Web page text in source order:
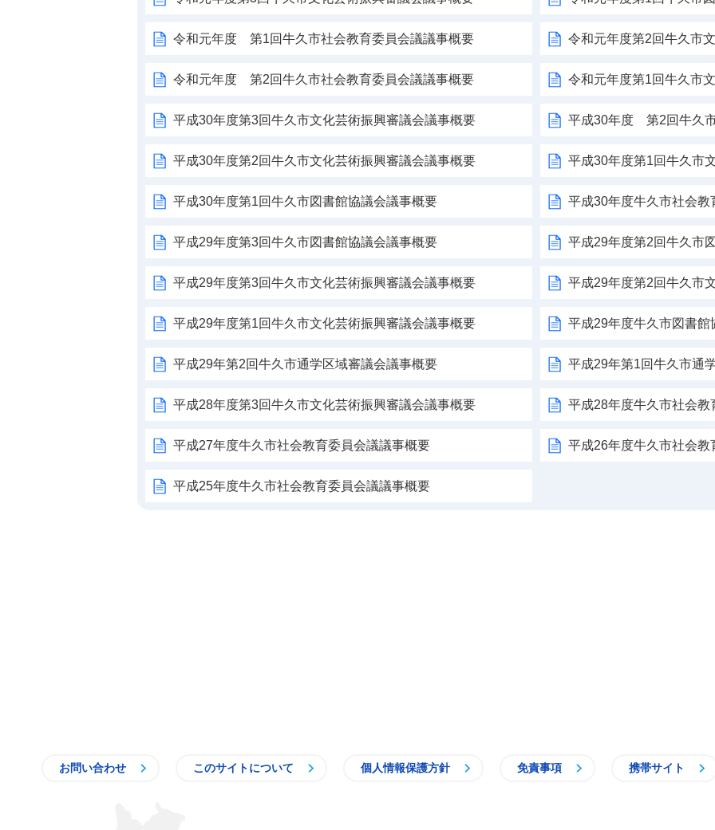
令和元年度 第1回牛久市社会教育委員会議議事概要 令和元年度第2回牛久市
令和元年度 第2回牛久市社会教育委員会議議事概要 令和元年度第1回牛久市
平成30年度第3回牛久市文化芸術振興審議会議事概要 平成30年度 第2回牛久
平成30年度第2回牛久市文化芸術振興審議会議事概要 平成30年度第1回牛久市
平成30年度第1回牛久市図書館協議会議事概要 平成30年度牛久市社会教
平成29年度第3回牛久市図書館協議会議事概要 平成29年度第2回牛久市
平成29年度第3回牛久市文化芸術振興審議会議事概要 平成29年度第2回牛久市
平成29年度第1回牛久市文化芸術振興審議会議事概要 平成29年度牛久市図書館
平成29年第2回牛久市通学区域審議会議事概要 平成29年第1回牛久市通
平成28年度第3回牛久市文化芸術振興審議会議事概要 平成28年度牛久市社会教
平成27年度牛久市社会教育委員会議議事概要 平成26年度牛久市社会教
平成25年度牛久市社会教育委員会議議事概要
お問い合わせ このサイトについて 個人情報保護方針 免責事項 携帯サイト